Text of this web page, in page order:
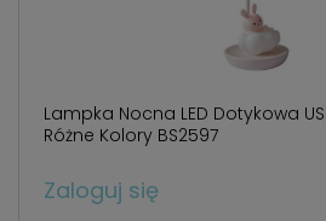
Lampka Nocna LED Dotykowa
Różne Kolory BS2597
Zaloguj się